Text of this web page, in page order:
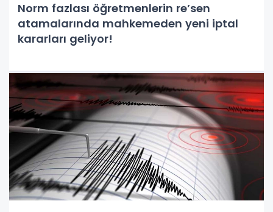
Norm fazlası öğretmenlerin re’sen
atamalarında mahkemeden yeni iptal
kararları geliyor!